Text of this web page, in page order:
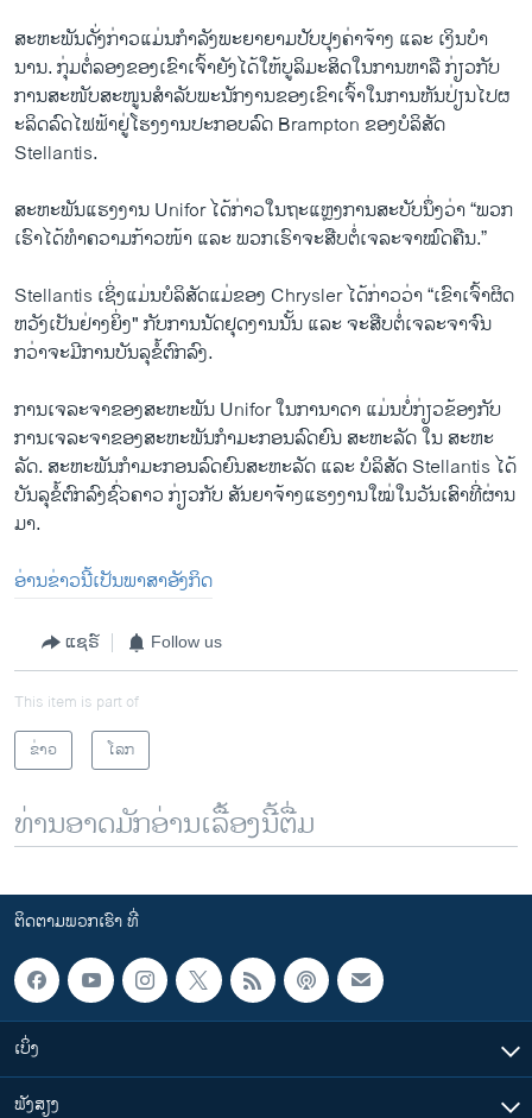
ສະ​ຫະ​ພັນ​ດັ່ງ​ກ່າວ​ແມ່ນ​ກຳ​ລັງ​ພະ​ຍາ​ຍາມ​ປັບ​ປຸງ​ຄ່າ​ຈ້າງ ແລະ ເງິນ​ບຳ​
ນານ. ກຸ່ມ​ຕໍ່​ລອງ​ຂ​ອງ​ເຂົາ​ເຈົ້າ​ຍັງ​ໄດ້​ໃຫ້​ບູ​ລິ​ມະ​ສິດ​ໃນ​ການ​ຫາ​ລື ກ່ຽວ​ກັບ
ການ​ສະ​ໜັບ​ສະ​ໜູນ​ສຳ​ລັບ​ພະ​ນັກ​ງານ​ຂອງ​ເຂົາ​ເຈົ້າ​ໃນ​ການ​ຫັນ​ປ່ຽນ​ໄປ​ຜ​
ະ​ລິດ​ລົດ​ໄຟ​ຟ້າ​ຢູ່​ໂຮງ​ງານປະ​ກອບ​ລົດ Brampton ຂອງ​ບໍ​ລິ​ສັດ
Stellantis.
ສະ​ຫະ​ພັນ​ແຮງ​ງານ Unifor ໄດ້​ກ່າວ​ໃນ​ຖະ​ແຫຼງ​ການ​ສະ​ບັບ​ນຶ່ງວ່າ “ພວກ​
ເຮົາ​ໄດ້​ທຳ​ຄວາມ​ກ້າວ​ໜ້າ ແລະ ພວກ​ເຮົາ​ຈະ​ສືບ​ຕໍ່​ເຈ​ລະ​ຈາ​ໝົດ​ຄືນ.”
Stellantis ເຊິ່ງ​ແມ່ນ​ບໍ​ລິ​ສັດ​ແມ່​ຂອງ Chry​sler ໄດ້​ກ່າວ​ວ່າ​ “ເຂົາ​ເຈົ້າ​ຜິດ​
ຫວັງ​ເປັນ​ຢ່າງ​ຍິ່ງ" ກັບ​ການ​ນັດ​ຢຸດ​ງານ​ນັ້ນ ແລະ ຈະ​ສືບ​ຕໍ່​ເຈ​ລະ​ຈາ​ຈົນ​
ກວ່າ​ຈະ​ມີ​ການ​ບັນ​ລຸ​ຂໍ້​ຕົກ​ລົງ.​
ການ​ເຈ​ລະ​ຈາ​ຂອງ​ສ​ະ​ຫະ​ພັນ Unifor ໃນ​ກາ​ນາ​ດາ ແມ່ນບໍ່​ກ່ຽວ​ຂ້ອງ​ກັບ​
ການ​ເຈ​ລ​ະ​ຈາ​ຂອງ​ສະ​ຫະ​ພັນ​ກຳ​ມະ​ກອນ​ລົດ​ຍົນ ສະ​ຫະ​ລັດ ໃນ ​ສະ​ຫະ​
ລັດ. ສະ​ຫະ​ພັນ​ກຳ​ມະ​ກອນ​ລົດ​ຍົນ​ສະ​ຫະ​ລັດ ແລະ ບໍ​ລິ​ສັດ Stellantis ໄດ້​
ບັນ​ລຸ​ຂໍ້​ຕົກ​ລົງ​ຊົ່ວ​ຄາວ ກ່ຽວ​ກັບ ສັນ​ຍາ​ຈ້າງ​ແຮງ​ງານ​ໃໝ່​ໃນ​ວັນ​ເສົາ​ທີ່​ຜ່ານ​
ມາ.
ອ່ານຂ່າວນີ້ເປັນພາສາອັງກິດ
ແຊຣ໌ Follow us
This item is part of
ຂ່າວ
ໂລກ
ທ່ານອາດມັກອ່ານເລື້ອງນີ້ຕື່ມ
ຕິດຕາມພວກເຮົາ ທີ່
ເບິ່ງ
ຟັງສຽງ